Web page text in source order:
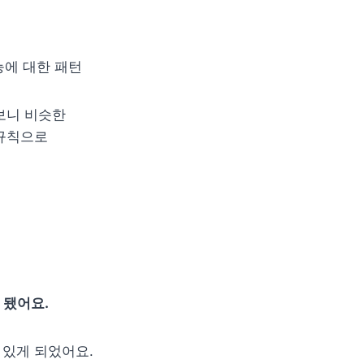
대한 패턴
니 비슷한
칙으로
어요.
게 되었어요.